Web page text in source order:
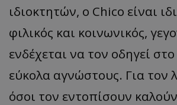
ιδιοκτητών, ο Chico είναι
φιλικός και κοινωνικός,
ενδέχεται να τον οδηγεί
εύκολα αγνώστους. Για τον
όσοι τον εντοπίσουν